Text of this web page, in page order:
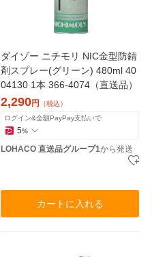
ダイゾー ニチモリ NIC金型防錆
剤スプレー(グリーン) 480ml 40
04130 1本 366-4074（直送品）
2,290円
（税込）
ログイン&全額PayPay支払いで
5%
LOHACO 直送品グループ1から発送
カートに入れる